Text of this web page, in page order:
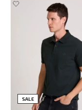
SALE